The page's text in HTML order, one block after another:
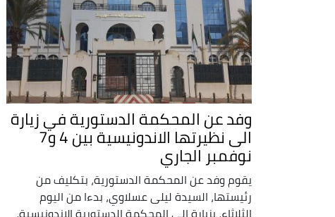
وفد عن المحكمة الدستورية في زيارة
الى نظيرتها الاندونيسية بين 4 و7
نوفمبر الجاري
يقوم وفد عن المحكمة الدستورية، بتكليف من
رئيستها، السيدة ليلى عسلاوي، بدءا من اليوم